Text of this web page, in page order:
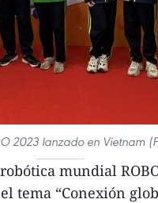
2023 lanzado en Vietnam
mundial
tema “Conexión